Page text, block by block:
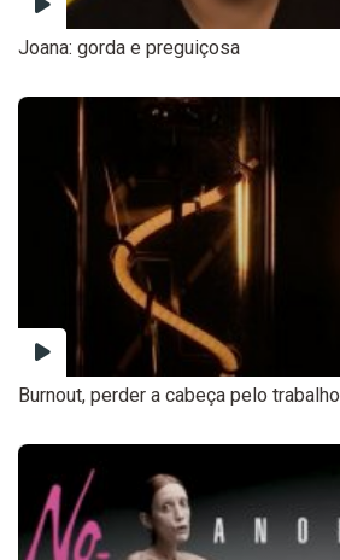
Joana: gorda e preguiçosa
Burnout, perder a cabeça pelo trabalho